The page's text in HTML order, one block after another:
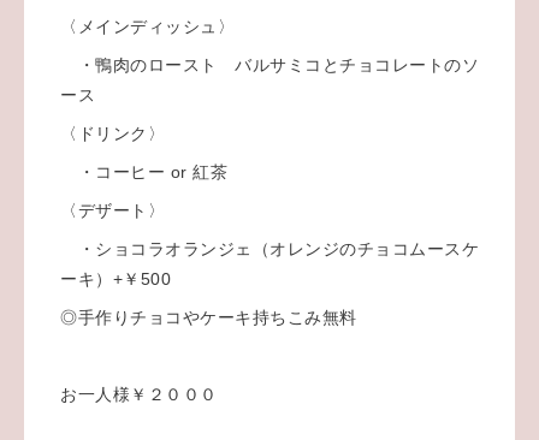
〈メインディッシュ〉
・鴨肉のロースト バルサミコとチョコレートのソ
ース
〈ドリンク〉
・コーヒー or 紅茶
〈デザート〉
・ショコラオランジェ（オレンジのチョコムースケ
ーキ）+￥500
◎手作りチョコやケーキ持ちこみ無料
お一人様￥２０００